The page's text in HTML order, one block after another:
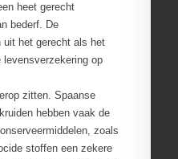
heet gerecht
bederf. De
uit het gerecht als het
op
zitten. Spaanse
hebben vaak de
zoals
stoffen een zekere